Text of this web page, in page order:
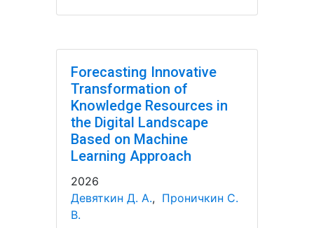
Forecasting Innovative
Transformation of
Knowledge Resources in
the Digital Landscape
Based on Machine
Learning Approach
2026
Девяткин Д. А., Проничкин С.
В.